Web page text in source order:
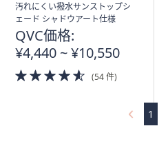
汚れにくい撥水サンストップシ
ェード シャドウアート仕様
QVC価格:
¥4,440 ~ ¥10,550
4.5
of
(54 件)
1